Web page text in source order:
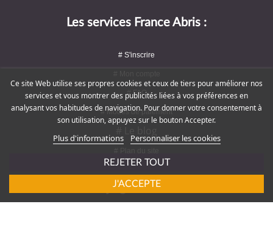
Les services France Abris :
# S'inscrire
# FAQ
# Modes de paiement
Rejoignez-nous !
Ce site Web utilise ses propres cookies et ceux de tiers pour améliorer nos
services et vous montrer des publicités liées à vos préférences en
analysant vos habitudes de navigation. Pour donner votre consentement à
son utilisation, appuyez sur le bouton Accepter.
Plus d'informations Personnaliser les cookies
REJETER TOUT
J'ACCEPTE